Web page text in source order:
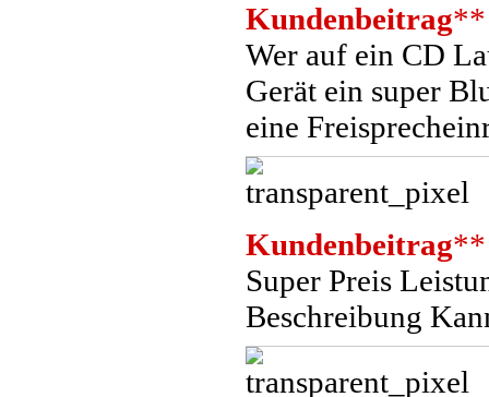
Kundenbeitrag**
Wer auf ein CD
Gerät ein super
eine
Kundenbeitrag**
Super Preis
Beschreibung